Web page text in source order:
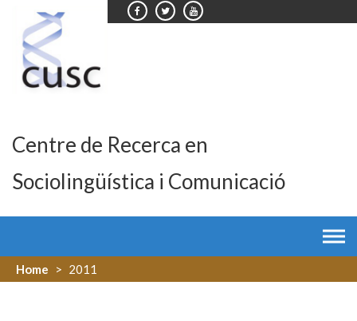
content
Centre de Recerca en
Sociolingüística i Comunicació
Home > 2011